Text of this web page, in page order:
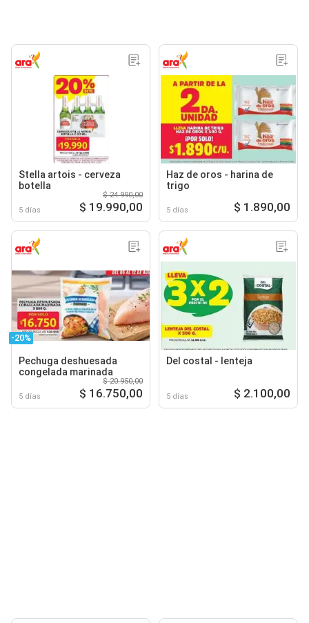
Stella artois - cerveza
botella
5 días
$ 24.990,00
$ 19.990,00
Haz de oros - harina de
trigo
5 días $ 1.890,00
-20%
Pechuga deshuesada
congelada marinada
5 días
$ 20.950,00
$ 16.750,00
Del costal - lenteja
5 días $ 2.100,00